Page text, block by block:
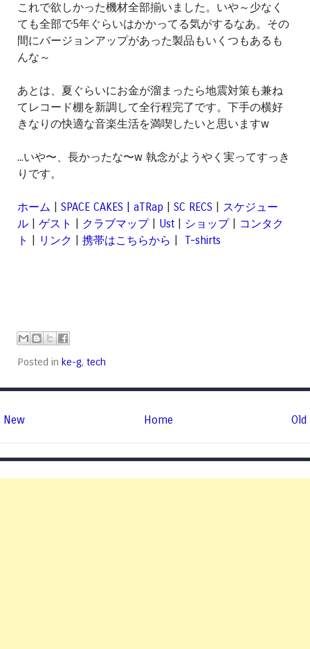
これで欲しかった機材全部揃いました。いや～少なく
ても全部で5年ぐらいはかかってる気がするなあ。その
間にバージョンアップがあった製品もいくつもあるも
んな～
あとは、夏ぐらいにお金が溜まったら地震対策も兼ね
てレコード棚を新調して全行程完了です。下手の横好
きなりの快適な音楽生活を満喫したいと思いますw
...いや〜、長かったな〜w 執念がようやく実ってすっき
りです。
ホーム SPACE CAKES | aTRap SC RECS
スケジュー
ル
ゲスト クラブマップ| Ust ショップ|
コンタク
ト
リンク 携帯はこちらから T-shirts
Posted in ke-g, tech
New Old
Home